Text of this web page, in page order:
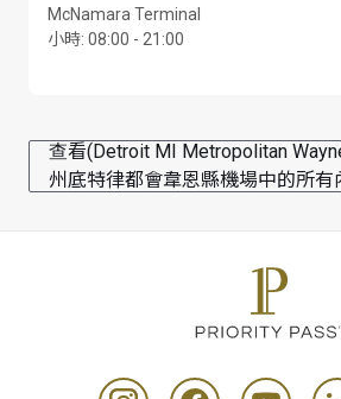
McNamara Terminal
小時: 08:00 - 21:00
查看(Detroit MI Metropolitan
州底特律都會韋恩縣機場中的所有